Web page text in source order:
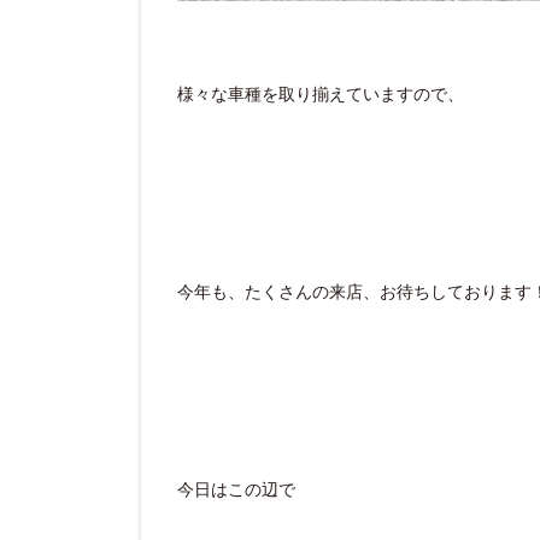
様々な車種を取り揃えていますので、
今年も、たくさんの来店、お待ちしております
今日はこの辺で